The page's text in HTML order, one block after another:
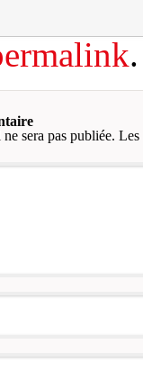
.
sera pas publiée. Les